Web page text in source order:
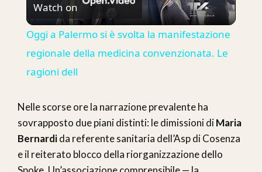
Video
Watch on
Oggi a Palermo si è svolta la manifestazione
regionale della medicina convenzionata. Le
ragioni dell
Nelle scorse ore la narrazione prevalente ha
sovrapposto due piani distinti: le dimissioni diMaria
Bernardida referente sanitaria dell’Asp di Cosenza
e il reiterato blocco della riorganizzazione dello